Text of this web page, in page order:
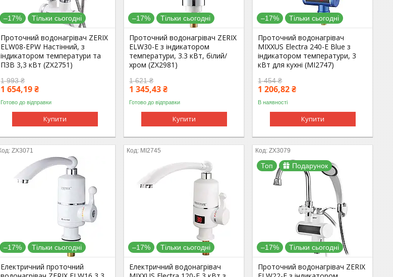
–17% Тільки сьогодні
Проточний водонагрівач ZERIX
ELW08-EPW Настінний, з
індикатором температури та
ПЗВ 3,3 кВт (ZX2751)
1 993 ₴
1 654,19 ₴
Готово до відправки
Купити
–17% Тільки сьогодні
Проточний водонагрівач ZERIX
ELW30-E з індикатором
температури, 3.3 кВт, білий/
хром (ZX2981)
1 621 ₴
1 345,43 ₴
Готово до відправки
Купити
–17% Тільки сьогодні
Проточний водонагрівач
MIXXUS Electra 240-E Blue з
індикатором температури, 3
кВт для кухні (MI2747)
1 454 ₴
1 206,82 ₴
В наявності
Купити
ZX3071
–17% Тільки сьогодні
Електричний проточний
MI2745
–17% Тільки сьогодні
Електричний водонагрівач
ZX3079
Топ Подарунок
–17% Тільки сьогодні
Проточний водонагрівач ZERIX